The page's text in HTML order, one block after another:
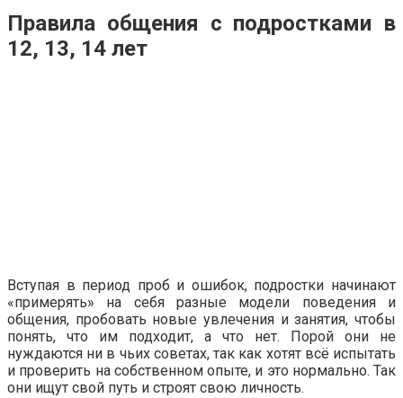
Правила общения с подростками в
12, 13, 14 лет
Вступая в период проб и ошибок, подростки начинают
«примерять» на себя разные модели поведения и
общения, пробовать новые увлечения и занятия, чтобы
понять, что им подходит, а что нет. Порой они не
нуждаются ни в чьих советах, так как хотят всё испытать
и проверить на собственном опыте, и это нормально. Так
они ищут свой путь и строят свою личность.